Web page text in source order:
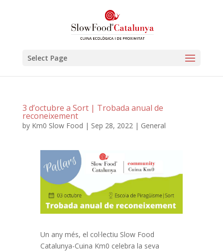
Select Page
3 d’octubre a Sort | Trobada anual de
reconeixement
by Km0 Slow Food | Sep 28, 2022| General
Un any més, el col·lectiu Slow Food
Catalunya-Cuina Km0 celebra la seva